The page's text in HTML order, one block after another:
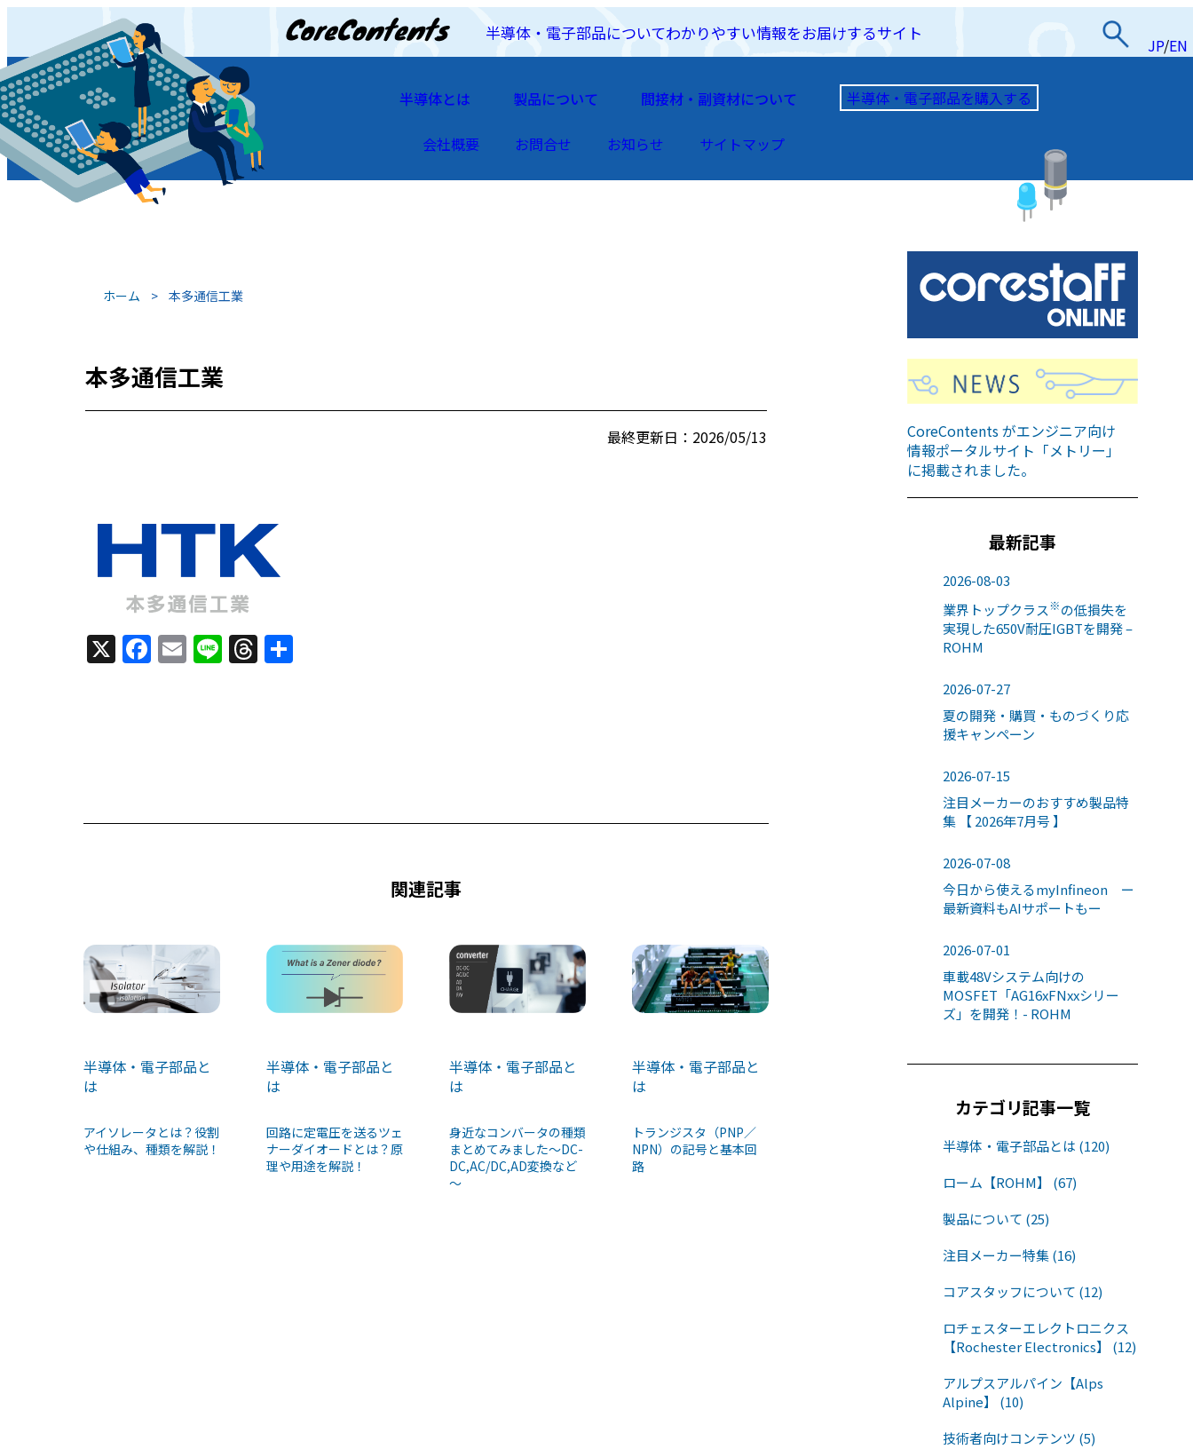
半導体・電子部品についてわかりやすい情報をお届けするサイト
JP/EN
JP/EN
半導体とは 製品について 間接材・副資材について 半導体・電子部品を購入する
会社概要 お問合せ お知らせ サイトマップ
ホーム > 本多通信工業
本多通信工業
最終更新日：2026/05/13
X F
a
o
E
m
Li
n
T
h
関連記事
半導体・電子部品と
は
アイソレータとは？役割
や仕組み、種類を解説！
半導体・電子部品と
は
回路に定電圧を送るツェ
ナーダイオードとは？原
理や用途を解説！
半導体・電子部品と
は
身近なコンバータの種類
まとめてみました～DC-
DC,AC/DC,AD変換など
～
半導体・電子部品と
は
トランジスタ（PNP／
NPN）の記号と基本回
路
CoreContents がエンジニア向け
情報ポータルサイト「メトリー」
に掲載されました。
最新記事
2026-08-03
業界トップクラス※の低損失を
実現した650V耐圧IGBTを開発 –
ROHM
2026-07-27
夏の開発・購買・ものづくり応
援キャンペーン
2026-07-15
注目メーカーのおすすめ製品特
集 【 2026年7月号 】
2026-07-08
今日から使えるmyInfineon ー
最新資料もAIサポートもー
2026-07-01
車載48Vシステム向けの
MOSFET「AG16xFNxxシリー
ズ」を開発！- ROHM
カテゴリ記事一覧
半導体・電子部品とは (120)
ローム【ROHM】 (67)
製品について (25)
注目メーカー特集 (16)
コアスタッフについて (12)
ロチェスターエレクトロニクス
【Rochester Electronics】 (12)
アルプスアルパイン【Alps
Alpine】 (10)
技術者向けコンテンツ (5)